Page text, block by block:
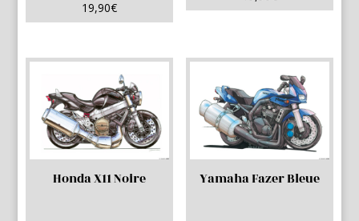
19,90€
Honda X11 Noire Yamaha Fazer Bleue